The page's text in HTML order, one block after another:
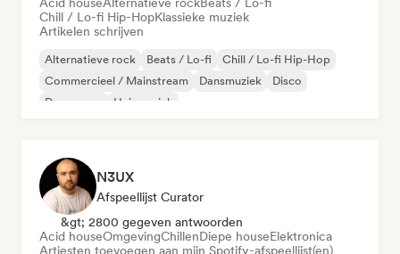
Chill / Lo-fi Hip-HopKlassieke muziek
Artikelen schrijven
Alternatieve rock Beats / Lo-fi
Chill / Lo-fi Hip-Hop
Commercieel / Mainstream
Dansmuziek
Disco
Droompop
Huismuziek
N3UX
Afspeellijst Curator
&gt; 2800 gegeven antwoorden
Acid houseOmgevingChillenDiepe houseElektronica
Artiesten toevoegen aan mijn Spotify-afspeellijst(en)